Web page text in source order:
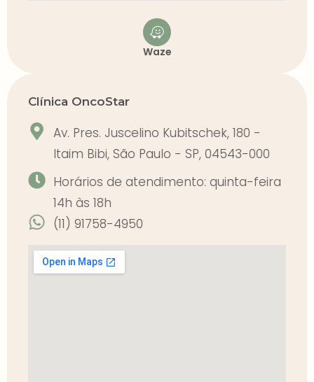
Waze
Clínica OncoStar
Av. Pres. Juscelino Kubitschek, 180 -
Itaim Bibi, São Paulo - SP, 04543-000
Horários de atendimento: quinta-feira
14h às 18h
(11) 91758-4950